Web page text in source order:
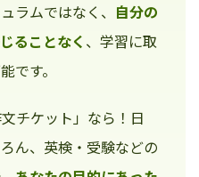
ラムではなく、 自分の
ることなく 、学習に取
です。
チケット」なら！日
ん、英検・受験などの